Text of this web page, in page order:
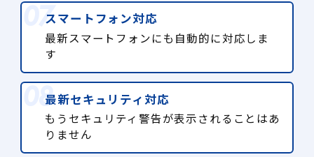
スマートフォン対応
最新スマートフォンにも自動的に対応しま
す
最新セキュリティ対応
もうセキュリティ警告が表示されることはあ
りません